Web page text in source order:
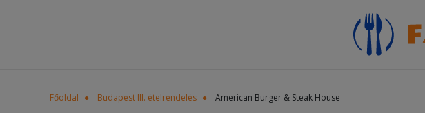
Főoldal Budapest III. ételrendelés American Burger & Steak House